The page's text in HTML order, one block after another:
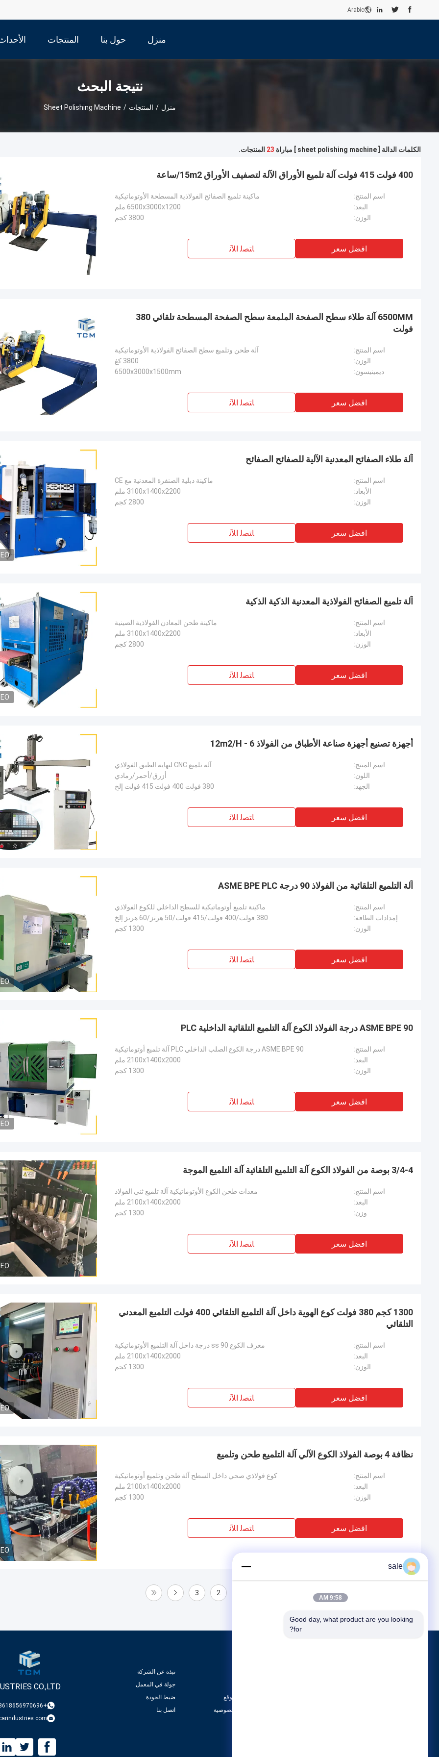
Arabic
منزل حول بنا المنتجات
نتيجة البحث
منزل / المنتجات /
Sheet Polishing Machine
الكلمات الدالة [ sheet polishing machine ] مباراة 23 المنتجات.
400 فولت 415 فولت آلة تلميع الأوراق الآلة لتصفيف الأوراق 15m2/ساعة
اسم المنتج:
ماكينة تلميع الصفائح الفولاذية المسطحة الأوتوماتيكية
البعد:
6500x3000x1200 ملم
الوزن:
3800 كجم
افضل سعر ﺎﺘﺼﻟ ﺍﻶﻧ
6500MM آلة طلاء سطح الصفحة الملمعة سطح الصفحة المسطحة تلقائي 380
فولت
اسم المنتج:
آلة طحن وتلميع سطح الصفائح الفولاذية الأوتوماتيكية
الوزن:
3800 كغ
ديمينيسون:
6500x3000x1500mm
افضل سعر ﺎﺘﺼﻟ ﺍﻶﻧ
آلة طلاء الصفائح المعدنية الآلية للصفائح الصفائح
اسم المنتج:
ماكينة دبلية الصنفرة المعدنية مع CE
الأبعاد:
3100x1400x2200 ملم
الوزن:
2800 كجم
افضل سعر ﺎﺘﺼﻟ ﺍﻶﻧ
آلة تلميع الصفائح الفولاذية المعدنية الذكية الذكية
اسم المنتج:
ماكينة طحن المعادن الفولاذية الصينية
الأبعاد:
3100x1400x2200 ملم
الوزن:
2800 كجم
افضل سعر ﺎﺘﺼﻟ ﺍﻶﻧ
أجهزة تصنيع أجهزة صناعة الأطباق من الفولاذ 6 - 12m2/H
اسم المنتج:
آلة تلميع CNC لنهاية الطبق الفولاذي
اللون:
أزرق/أحمر/رمادي
الجهد:
380 فولت 400 فولت 415 فولت إلخ
افضل سعر ﺎﺘﺼﻟ ﺍﻶﻧ
آلة التلميع التلقائية من الفولاذ 90 درجة ASME BPE PLC
اسم المنتج:
ماكينة تلميع أوتوماتيكية للسطح الداخلي للكوع الفولاذي
إمدادات الطاقة:
380 فولت/400 فولت/415 فولت/50 هرتز/60 هرتز إلخ
الوزن:
1300 كجم
افضل سعر ﺎﺘﺼﻟ ﺍﻶﻧ
ASME BPE 90 درجة الفولاذ الكوع آلة التلميع التلقائية الداخلية PLC
اسم المنتج:
ASME BPE 90 درجة الكوع الصلب الداخلي PLC آلة تلميع أوتوماتيكية
البعد:
2100x1400x2000 ملم
الوزن:
1300 كجم
افضل سعر ﺎﺘﺼﻟ ﺍﻶﻧ
3/4-4 بوصة من الفولاذ الكوع آلة التلميع التلقائية آلة التلميع الموجة
اسم المنتج:
معدات طحن الكوع الأوتوماتيكية آلة تلميع ثني الفولاذ
البعد:
2100x1400x2000 ملم
وزن:
1300 كجم
افضل سعر ﺎﺘﺼﻟ ﺍﻶﻧ
1300 كجم 380 فولت كوع الهوية داخل آلة التلميع التلقائي 400 فولت التلميع المعدني
التلقائي
اسم المنتج:
معرف الكوع ss 90 درجة داخل آلة التلميع الأوتوماتيكية
البعد:
2100x1400x2000 ملم
الوزن:
1300 كجم
افضل سعر ﺎﺘﺼﻟ ﺍﻶﻧ
نظافة 4 بوصة الفولاذ الكوع الآلي آلة التلميع طحن وتلميع
اسم المنتج:
كوع فولاذي صحي داخل السطح آلة طحن وتلميع أوتوماتيكية
البعد:
2100x1400x2000 ملم
الوزن:
1300 كجم
افضل سعر ﺎﺘﺼﻟ ﺍﻶﻧ
2
3
CO.,LTD
+8618656970696
نبذة عن الشركة
جولة في المعمل
ضبط الجودة
اتصل بنا
خريطة الموقع
سياسة الخصوصية
sale
9:58 AM
Good day, what product are you looking
for?